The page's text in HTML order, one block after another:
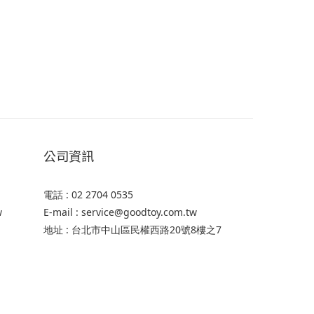
公司資訊
電話 : 02 2704 0535
E-mail : service@goodtoy.com.tw
地址 : 台北市中山區民權西路20號8樓之7